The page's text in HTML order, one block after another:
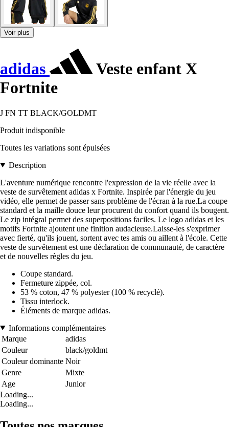
Voir plus
adidas
Veste enfant X
Fortnite
J FN TT BLACK/GOLDMT
Produit indisponible
Toutes les variations sont épuisées
Description
L'aventure numérique rencontre l'expression de la vie réelle avec la
veste de survêtement adidas x Fortnite. Inspirée par l'énergie du jeu
vidéo, elle permet de passer sans problème de l'écran à la rue.La coupe
standard et la maille douce leur procurent du confort quand ils bougent.
Le zip intégral permet des superpositions faciles. Le logo adidas et les
motifs Fortnite ajoutent une finition audacieuse.Laisse-les s'exprimer
avec fierté, qu'ils jouent, sortent avec tes amis ou aillent à l'école. Cette
veste de survêtement est une déclaration de communauté, de caractère
et de nouvelles règles du jeu.
Coupe standard.
Fermeture zippée, col.
53 % coton, 47 % polyester (100 % recyclé).
Tissu interlock.
Éléments de marque adidas.
Informations complémentaires
Marque
adidas
Couleur
black/goldmt
Couleur dominante Noir
Genre
Mixte
Age
Junior
Loading...
Loading...